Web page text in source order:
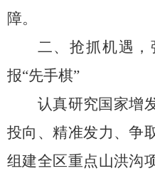
障。
二、抢抓机遇，
报“先手棋”
认真研究国家增
投向、精准发力、争
组建全区重点山洪沟